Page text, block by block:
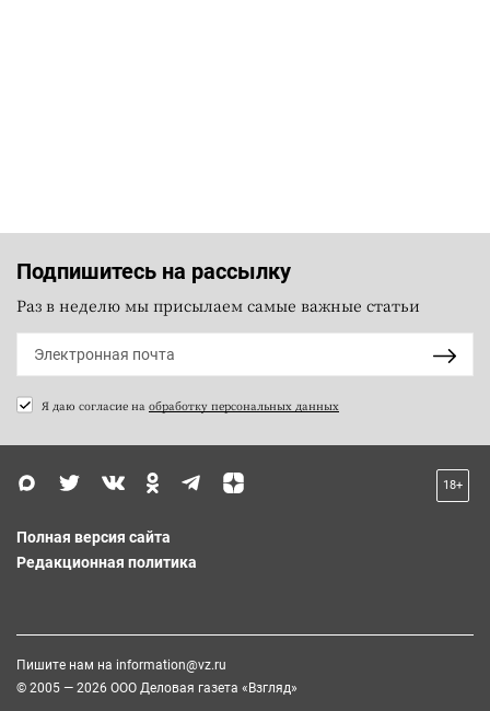
Подпишитесь на рассылку
Раз в неделю мы присылаем самые важные статьи
Я даю согласие на обработку персональных данных
18+
Полная версия сайта
Редакционная политика
Пишите нам на information@vz.ru
© 2005 — 2026 ООО Деловая газета «Взгляд»